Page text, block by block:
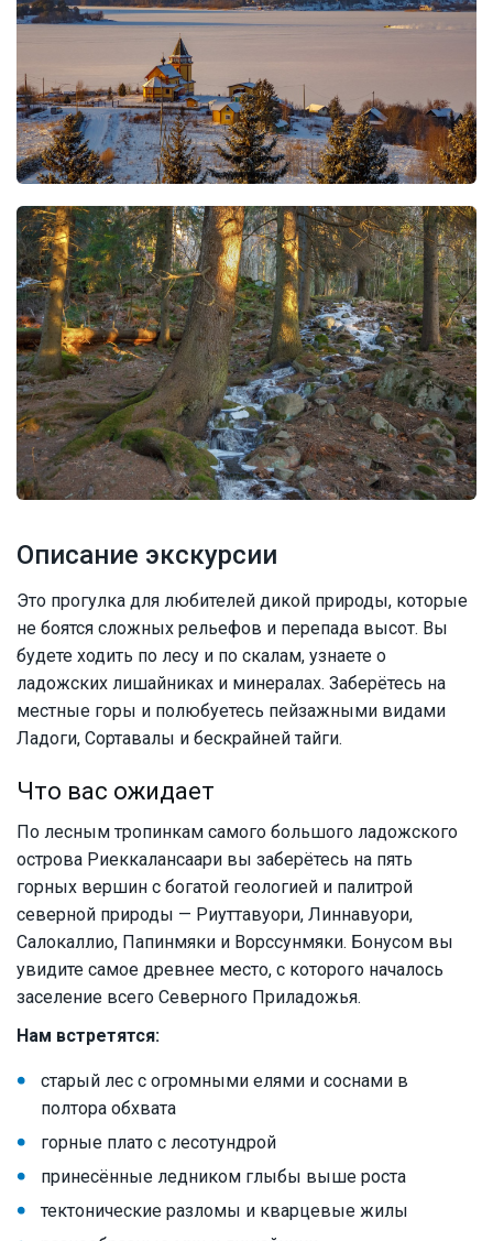
Описание экскурсии
Это прогулка для любителей дикой природы, которые
не боятся сложных рельефов и перепада высот. Вы
будете ходить по лесу и по скалам, узнаете о
ладожских лишайниках и минералах. Заберётесь на
местные горы и полюбуетесь пейзажными видами
Ладоги, Сортавалы и бескрайней тайги.
Что вас ожидает
По лесным тропинкам самого большого ладожского
острова Риеккалансаари вы заберётесь на пять
горных вершин с богатой геологией и палитрой
северной природы — Риуттавуори, Линнавуори,
Салокаллио, Папинмяки и Ворссунмяки. Бонусом вы
увидите самое древнее место, с которого началось
заселение всего Северного Приладожья.
Нам встретятся:
старый лес с огромными елями и соснами в
полтора обхвата
горные плато с лесотундрой
принесённые ледником глыбы выше роста
тектонические разломы и кварцевые жилы